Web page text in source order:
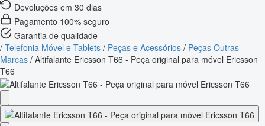
Devoluções em 30 dias
Pagamento 100% seguro
Garantia de qualidade
/ Telefonia Móvel e Tablets / Peças e Acessórios / Peças Outras
Marcas / Altifalante Ericsson T66 - Peça original para móvel Ericsson
T66